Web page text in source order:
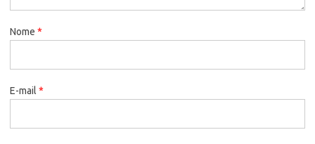
Nome *
E-mail *